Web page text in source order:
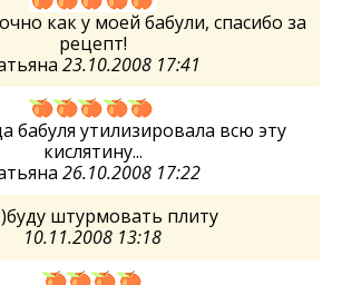
как у моей бабули, спасибо за
рецепт!
23.10.2008 17:41
бабуля утилизировала всю эту
кислятину...
26.10.2008 17:22
штурмовать плиту
10.11.2008 13:18